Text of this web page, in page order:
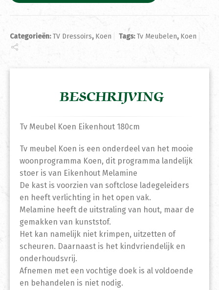
Categorieën:TV Dressoirs, Koen Tags:Tv Meubelen, Koen
BESCHRIJVING
Tv Meubel Koen Eikenhout 180cm
Tv meubel Koen is een onderdeel van het mooie
woonprogramma Koen, dit programma landelijk
stoer is van Eikenhout Melamine
De kast is voorzien van softclose ladegeleiders
en heeft verlichting in het open vak.
Melamine heeft de uitstraling van hout, maar de
gemakken van kunststof.
Het kan namelijk niet krimpen, uitzetten of
scheuren. Daarnaast is het kindvriendelijk en
onderhoudsvrij.
Afnemen met een vochtige doek is al voldoende
en behandelen is niet nodig.